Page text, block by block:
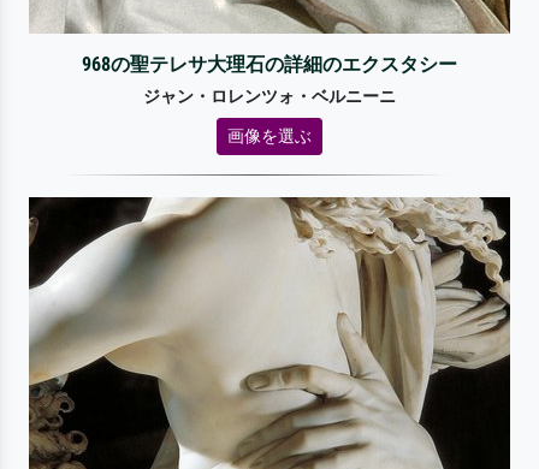
968の聖テレサ大理石の詳細のエクスタシー
ジャン・ロレンツォ・ベルニーニ
画像を選ぶ